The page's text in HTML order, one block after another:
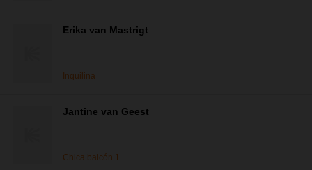
Erika van Mastrigt
Inquilina
Jantine van Geest
Chica balcón 1